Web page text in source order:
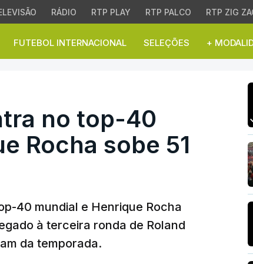
RÁDIO RTP PLAY RTP PALCO RTP ZIG
FUTEBOL INTERNACIONAL SELEÇÕES +
no top-40 mundial
no top-40
Rocha sobe 51
40 mundial e Henrique Rocha
à terceira ronda de Roland
da temporada.